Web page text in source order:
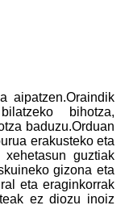
aipatzen.Oraindik
bihotza,
baduzu.Orduan
erakusteko eta
xehetasun guztiak
gizona eta
eta eraginkorrak
ez diozu inoiz